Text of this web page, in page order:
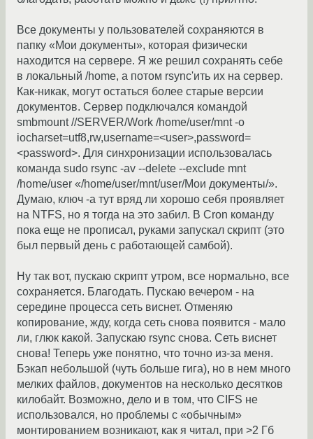
Все документы у пользователей сохраняются в
папку «Мои документы», которая физически
находится на сервере. Я же решил сохранять себе
в локальный /home, а потом rsync'ить их на сервер.
Как-никак, могут остаться более старые версии
документов. Сервер подключался командой
smbmount //SERVER/Work /home/user/mnt -o
iocharset=utf8,rw,username=<user>,password=
<password>. Для синхронизации использовалась
команда sudo rsync -av --delete --exclude mnt
/home/user «/home/user/mnt/user/Мои документы/».
Думаю, ключ -a тут вряд ли хорошо себя проявляет
на NTFS, но я тогда на это забил. В Cron команду
пока еще не прописал, руками запускал скрипт (это
был первый день с работающей самбой).
Ну так вот, пускаю скрипт утром, все нормально, все
сохраняется. Благодать. Пускаю вечером - на
середине процесса сеть виснет. Отменяю
копирование, жду, когда сеть снова появится - мало
ли, глюк какой. Запускаю rsync снова. Сеть виснет
снова! Теперь уже понятно, что точно из-за меня.
Бэкап небольшой (чуть больше гига), но в нем много
мелких файлов, документов на несколько десятков
килобайт. Возможно, дело и в том, что CIFS не
использовался, но проблемы с «обычным»
монтированием возникают, как я читал, при >2 Гб